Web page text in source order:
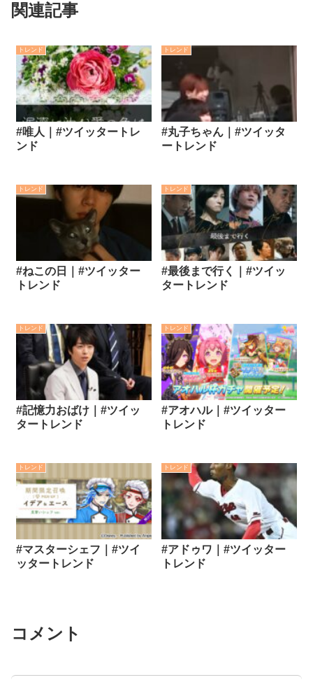
関連記事
トレンド
#唯人｜#ツイッタートレ
ンド
トレンド
#丸子ちゃん｜#ツイッタ
ートレンド
トレンド
#ねこの日｜#ツイッター
トレンド
トレンド
#最後まで行く｜#ツイッ
タートレンド
トレンド
#記憶力おばけ｜#ツイッ
タートレンド
トレンド
#アオハル｜#ツイッター
トレンド
トレンド
#マスターシェフ｜#ツイ
ッタートレンド
トレンド
#アドゥワ｜#ツイッター
トレンド
コメント